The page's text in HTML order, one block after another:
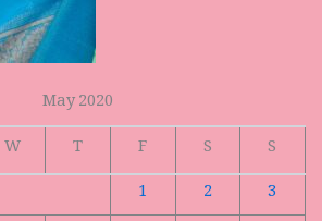
May 2020
W T F S
S
1
2
3